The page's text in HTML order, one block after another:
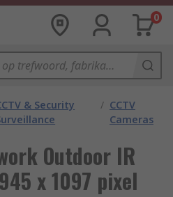
0
& Security
/ CCTV
Cameras
Outdoor IR
x 1097 pixel